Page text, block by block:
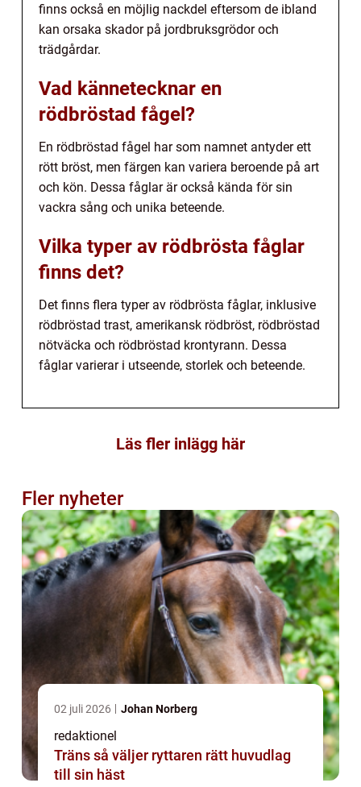
finns också en möjlig nackdel eftersom de ibland
kan orsaka skador på jordbruksgrödor och
trädgårdar.
Vad kännetecknar en
rödbröstad fågel?
En rödbröstad fågel har som namnet antyder ett
rött bröst, men färgen kan variera beroende på art
och kön. Dessa fåglar är också kända för sin
vackra sång och unika beteende.
Vilka typer av rödbrösta fåglar
finns det?
Det finns flera typer av rödbrösta fåglar, inklusive
rödbröstad trast, amerikansk rödbröst, rödbröstad
nötväcka och rödbröstad krontyrann. Dessa
fåglar varierar i utseende, storlek och beteende.
Läs fler inlägg här
Fler nyheter
02 juli 2026 Johan Norberg
redaktionel
Träns så väljer ryttaren rätt huvudlag
till sin häst